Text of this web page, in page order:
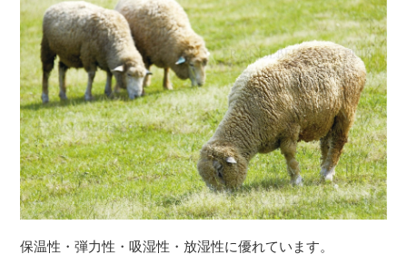
保温性・弾力性・吸湿性・放湿性に優れています。